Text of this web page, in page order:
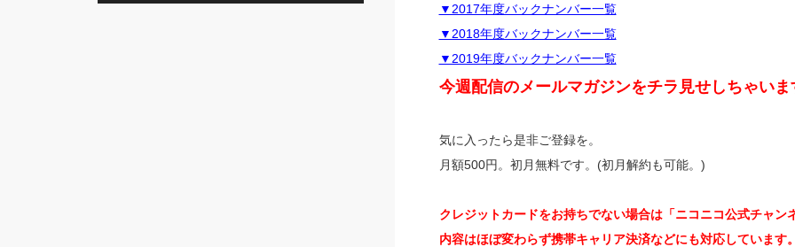
▼2017年度バックナンバー一覧
▼2018年度バックナンバー一覧
▼2019年度バックナンバー一覧
今週配信のメールマガジンをチラ見せしちゃいま
気に入ったら是非ご登録を。
月額500円。初月無料です。(初月解約も可能。)
クレジットカードをお持ちでない場合は「ニコニコ公式チャ
内容はほぼ変わらず携帯キャリア決済などにも対応しています